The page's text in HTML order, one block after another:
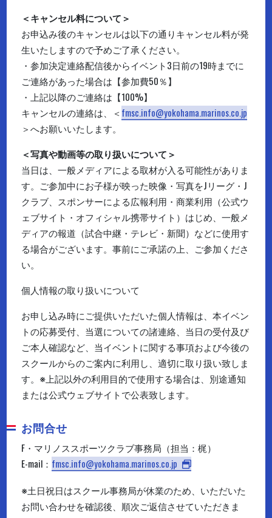
＜キャンセル料について＞
お申込み後のキャンセルは以下の通りキャンセル料が発
生いたしますので予めご了承ください。
・参加決定連絡配信後からイベント3日前の19時までに
ご連絡があった場合は【参加費50％】
・上記以降のご連絡は【100%】
キャンセルの連絡は、＜fmsc.info@yokohama.marinos.co.jp
＞へお願いいたします。
＜写真や動画等の取り扱いについて＞
当日は、一般メディアによる取材が入る可能性がありま
す。ご参加中にお子様が映った映像・写真をJリーグ・J
クラブ、スポンサーによる広報利用・商業利用（公式ウ
ェブサイト・オフィシャル携帯サイト）はじめ、一般メ
ディアの報道（試合中継・テレビ・新聞）などに使用す
る場合がございます。事前にご承諾の上、ご参加くださ
い。
個人情報の取り扱いについて
お申し込み時にご提供いただいた個人情報は、本イベン
トの応募受付、当選についての諸連絡、当日の受付及び
ご本人確認など、当イベントに関する事項および今後の
スクールからのご案内に利用し、適切に取り扱い致しま
す。※上記以外の利用目的で使用する場合は、別途通知
または公式ウェブサイトで公表致します。
お問合せ
F・マリノススポーツクラブ事務局（担当：梶）
E-mail： fmsc.info@yokohama.marinos.co.jp
※土日祝日はスクール事務局が休業のため、いただいた
お問い合わせを確認後、順次ご返信させていただきま